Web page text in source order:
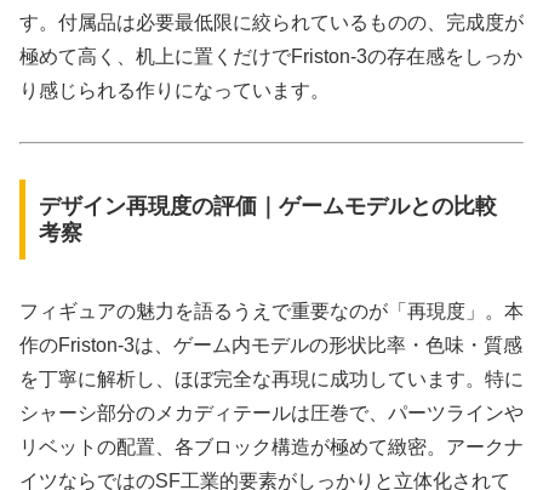
す。付属品は必要最低限に絞られているものの、完成度が
極めて高く、机上に置くだけでFriston-3の存在感をしっか
り感じられる作りになっています。
デザイン再現度の評価｜ゲームモデルとの比較
考察
フィギュアの魅力を語るうえで重要なのが「再現度」。本
作のFriston-3は、ゲーム内モデルの形状比率・色味・質感
を丁寧に解析し、ほぼ完全な再現に成功しています。特に
シャーシ部分のメカディテールは圧巻で、パーツラインや
リベットの配置、各ブロック構造が極めて緻密。アークナ
イツならではのSF工業的要素がしっかりと立体化されて